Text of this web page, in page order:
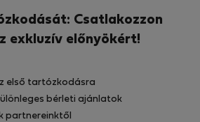
Csatlakozzon
exkluzív előnyökért!
első tartózkodásra
bérleti ajánlatok
partnereinktől